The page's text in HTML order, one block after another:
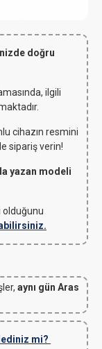
doğru
ilgili
cihazın resmini
sipariş verin!
yazan modeli
olduğunu
aynı gün Aras
mi?